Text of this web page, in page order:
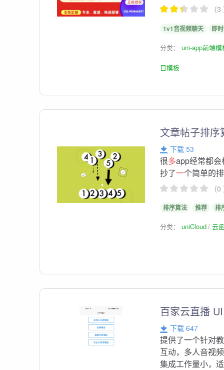
（
1v1音视频聊天 即
分类：uni-app前端模
目模板
文章帖子排序
下载 53
很多app经常都
抄了一个简单的
（
排序算法 推荐 排
分类：uniCloud 云
百家云直播
下载 647
提供了一个针对
互动，多人音视
集成工作量小，